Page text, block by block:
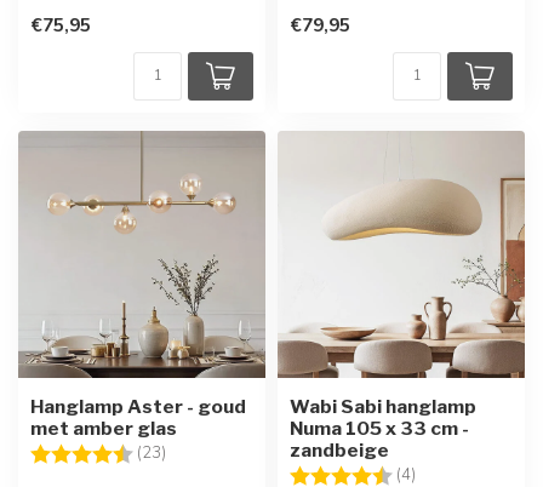
€75,95 €79,95
Hanglamp Aster - goud
met amber glas
Beoordeling: (23)
Wabi Sabi hanglamp
Numa 105 x 33 cm -
zandbeige
Beoordeling: (4)